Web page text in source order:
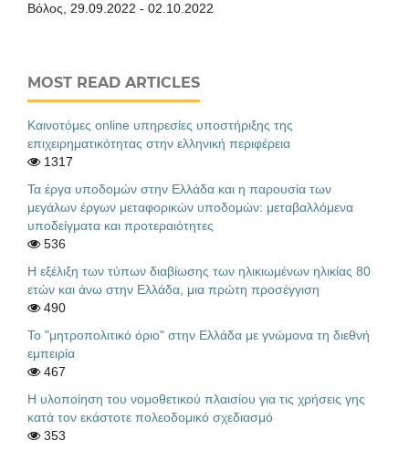
Βόλος, 29.09.2022 - 02.10.2022
MOST READ ARTICLES
Καινοτόμες online υπηρεσίες υποστήριξης της
επιχειρηματικότητας στην ελληνική περιφέρεια
1317
Τα έργα υποδομών στην Ελλάδα και η παρουσία των
μεγάλων έργων μεταφορικών υποδομών: μεταβαλλόμενα
υποδείγματα και προτεραιότητες
536
Η εξέλιξη των τύπων διαβίωσης των ηλικιωμένων ηλικίας 80
ετών και άνω στην Ελλάδα, μια πρώτη προσέγγιση
490
Το "μητροπολιτικό όριο" στην Ελλάδα με γνώμονα τη διεθνή
εμπειρία
467
Η υλοποίηση του νομοθετικού πλαισίου για τις χρήσεις γης
κατά τον εκάστοτε πολεοδομικό σχεδιασμό
353